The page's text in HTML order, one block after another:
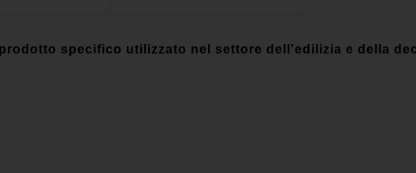
specifico utilizzato nel settore dell'edilizia e della